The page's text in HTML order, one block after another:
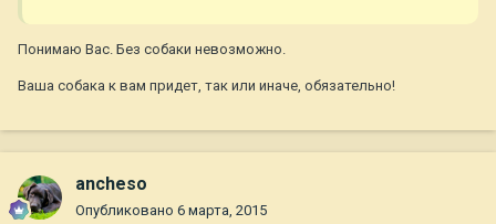
Понимаю Вас. Без собаки невозможно.
Ваша собака к вам придет, так или иначе, обязательно!
ancheso
Опубликовано 6 марта, 2015